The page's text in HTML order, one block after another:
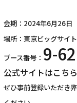
会期：2024年6月26日
場所：東京ビッグサイ
ブース番号： 9-62
公式サイトはこちら
ぜひ事前登録いただき